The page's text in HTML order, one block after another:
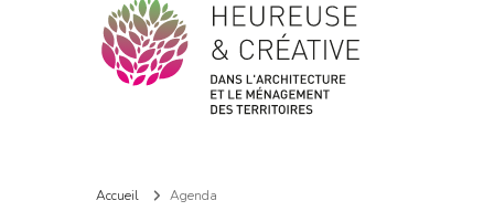
Frugalité dans l'architecture et le ménagement des territoires
Accueil Agenda